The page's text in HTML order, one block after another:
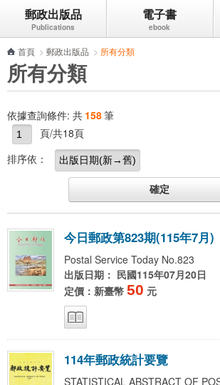
跳到主要內容區塊
郵政出版品 電子書
首頁 > 郵政出版品 > 所有分類
所有分類
依據查詢條件: 共 158筆
頁/共18頁
排序依：
今日郵政第823期(115年7月)
Postal Service Today No.823
出版日期： 民國115年07月20日
定價：新臺幣 50 元
114年郵政統計要覽
STATISTICAL ABSTRACT OF